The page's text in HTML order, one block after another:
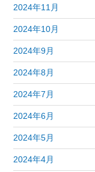
2024年11月
2024年10月
2024年9月
2024年8月
2024年7月
2024年6月
2024年5月
2024年4月